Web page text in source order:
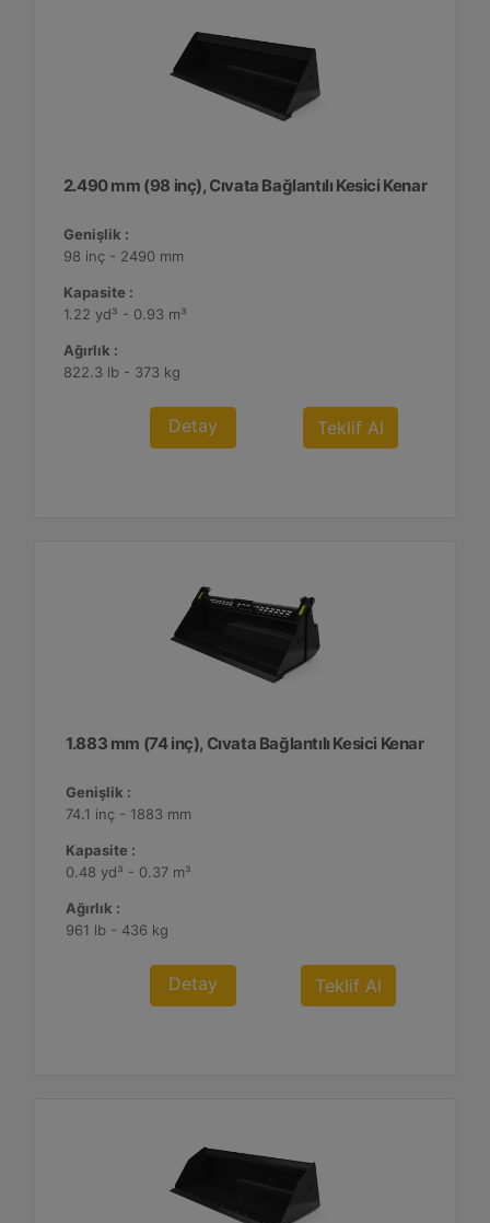
2.490 mm (98 inç), Cıvata Bağlantılı Kesici Kenar
Genişlik :
98 inç - 2490 mm
Kapasite :
1.22 yd³ - 0.93 m³
Ağırlık :
822.3 lb - 373 kg
Detay Teklif Al
1.883 mm (74 inç), Cıvata Bağlantılı Kesici Kenar
Genişlik :
74.1 inç - 1883 mm
Kapasite :
0.48 yd³ - 0.37 m³
Ağırlık :
961 lb - 436 kg
Detay Teklif Al